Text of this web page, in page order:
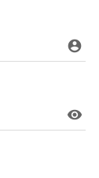
account_circle
visibility